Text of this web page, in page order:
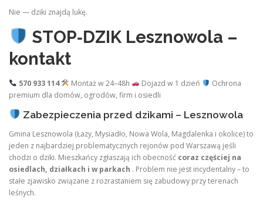
Nie — dziki znajdą lukę.
STOP‑DZIK Lesznowola –
kontakt
570 933 114 Montaż w 24–48h Dojazd w 1 dzień
Ochrona
premium dla domów, ogrodów, firm i osiedli
Zabezpieczenia przed dzikami – Lesznowola
Gmina Lesznowola (Łazy, Mysiadło, Nowa Wola, Magdalenka i okolice) to
jeden z najbardziej problematycznych rejonów pod Warszawą jeśli
chodzi o dziki. Mieszkańcy zgłaszają ich obecność coraz częściej na
osiedlach, działkach i w parkach . Problem nie jest incydentalny – to
stałe zjawisko związane z rozrastaniem się zabudowy przy terenach
leśnych.